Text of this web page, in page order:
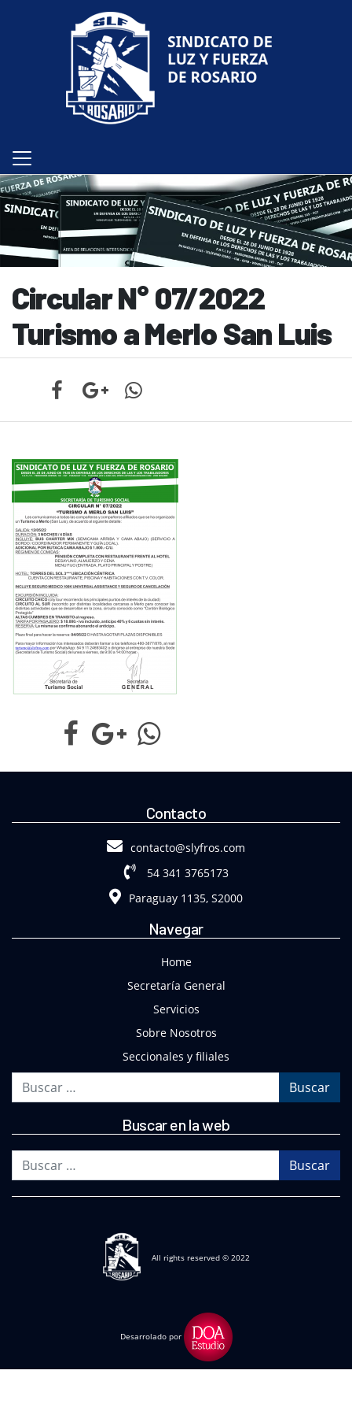
Circular N° 07/2022
Turismo a Merlo San Luis
Contacto
contacto@slyfros.com
54 341 3765173
Paraguay 1135, S2000
Navegar
Home
Secretaría General
Servicios
Sobre Nosotros
Seccionales y filiales
Buscar en la web
All rights reserved © 2022
Desarrolado por